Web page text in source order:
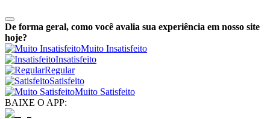
De forma geral, como você avalia sua experiência em nosso site
hoje?
Muito Insatisfeito
Insatisfeito
Regular
Satisfeito
Muito Satisfeito
BAIXE O APP: